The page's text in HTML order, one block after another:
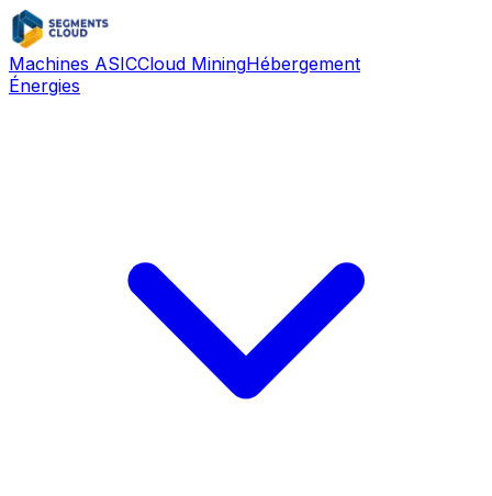
Machines ASICCloud MiningHébergement
Énergies